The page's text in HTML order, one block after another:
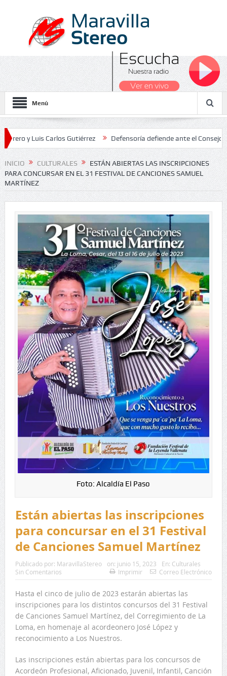
Menú
Carlos Gutiérrez Defensoría defiende ante el Consejo de
Nacionales 2026
INICIO CULTURALES
ESTÁN ABIERTAS LAS INSCRIPCIONES
PARA CONCURSAR EN EL 31 FESTIVAL DE CANCIONES SAMUEL
MARTÍNEZ
Foto: Alcaldía El Paso
Están abiertas las inscripciones
para concursar en el 31 Festival
de Canciones Samuel Martínez
Publicado por: MaravillaStereo on: junio 15, 2023 En: Culturales
Sin Comentarios
Imprimir Correo Electrónico
Hasta el cinco de julio de 2023 estarán abiertas las
inscripciones para los distintos concursos del 31 Festival
de Canciones Samuel Martínez, del Corregimiento de La
Loma, en homenaje al acordeonero José López y
reconocimiento a Los Nuestros.
Las inscripciones están abiertas para los concursos de
Acordeón Profesional, Aficionado, Juvenil, Infantil, Canción